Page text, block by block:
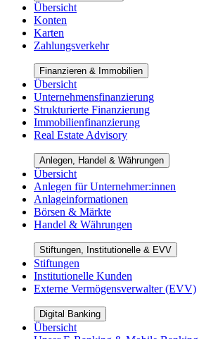
Übersicht
Konten
Karten
Zahlungsverkehr
Finanzieren & Immobilien
Übersicht
Unternehmensfinanzierung
Strukturierte Finanzierung
Immobilienfinanzierung
Real Estate Advisory
Anlegen, Handel & Währungen
Übersicht
Anlegen für Unternehmer:innen
Anlageinformationen
Börsen & Märkte
Handel & Währungen
Stiftungen, Institutionelle & EVV
Stiftungen
Institutionelle Kunden
Externe Vermögensverwalter (EVV)
Digital Banking
Übersicht